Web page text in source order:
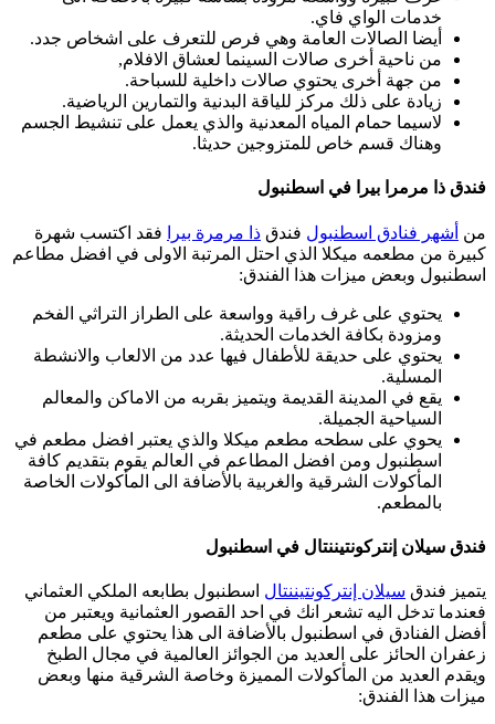
خدمات الواي فاي.
أيضا الصالات العامة وهي فرص للتعرف على اشخاص جدد.
من ناحية أخرى صالات السينما لعشاق الافلام,
من جهة أخرى يحتوي صالات داخلية للسباحة.
زيادة على ذلك مركز للياقة البدنية والتمارين الرياضية.
لاسيما حمام المياه المعدنية والذي يعمل على تنشيط الجسم
وهناك قسم خاص للمتزوجين حديثا.
فندق ذا مرمرا بيرا في اسطنبول
من أشهر فنادق اسطنبول فندق ذا مرمرة بيرا
فقد اكتسب شهرة
كبيرة من مطعمه ميكلا الذي احتل المرتبة الاولى في افضل مطاعم
اسطنبول وبعض ميزات هذا الفندق:
يحتوي على غرف راقية وواسعة على الطراز التراثي الفخم
ومزودة بكافة الخدمات الحديثة.
يحتوي على حديقة للأطفال فيها عدد من الالعاب والانشطة
المسلية.
يقع في المدينة القديمة ويتميز بقربه من الاماكن والمعالم
السياحية الجميلة.
يحوي على سطحه مطعم ميكلا والذي يعتبر افضل مطعم في
اسطنبول ومن افضل المطاعم في العالم يقوم بتقديم كافة
المأكولات الشرقية والغربية بالأضافة الى المأكولات الخاصة
بالمطعم.
فندق سيلان إنتركونتيننتال في اسطنبول
يتميز فندق سيلان إنتركونتيننتال اسطنبول بطابعه الملكي العثماني
فعندما تدخل اليه تشعر انك في احد القصور العثمانية ويعتبر من
أفضل الفنادق في اسطنبول بالأضافة الى هذا يحتوي على مطعم
زعفران الحائز على العديد من الجوائز العالمية في مجال الطبخ
ويقدم العديد من المأكولات المميزة وخاصة الشرقية منها وبعض
ميزات هذا الفندق: